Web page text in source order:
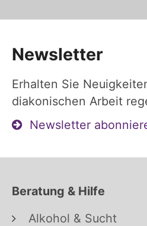
Newsletter
Erhalten Sie
diakonischen Arbeit
Newsletter
Beratung & Hilfe
Alkohol & Sucht